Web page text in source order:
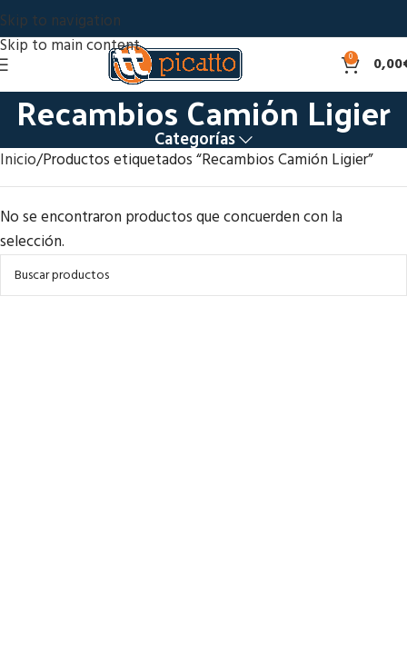
Skip to navigation
Skip to main content
0 0,00
Recambios Camión Ligier
Categorías
Inicio Productos etiquetados “Recambios Camión Ligier”
No se encontraron productos que concuerden con la
selección.